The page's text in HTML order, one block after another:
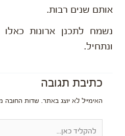
אותם שנים רבות.
נשמח לתכנן ארונות
ונתחיל.
כתיבת תגובה
האימייל לא יוצג באתר. שדות החובה
להקליד